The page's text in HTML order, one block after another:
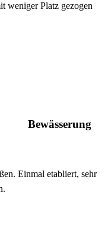
weniger Platz gezogen
Bewässerung
Einmal etabliert, sehr